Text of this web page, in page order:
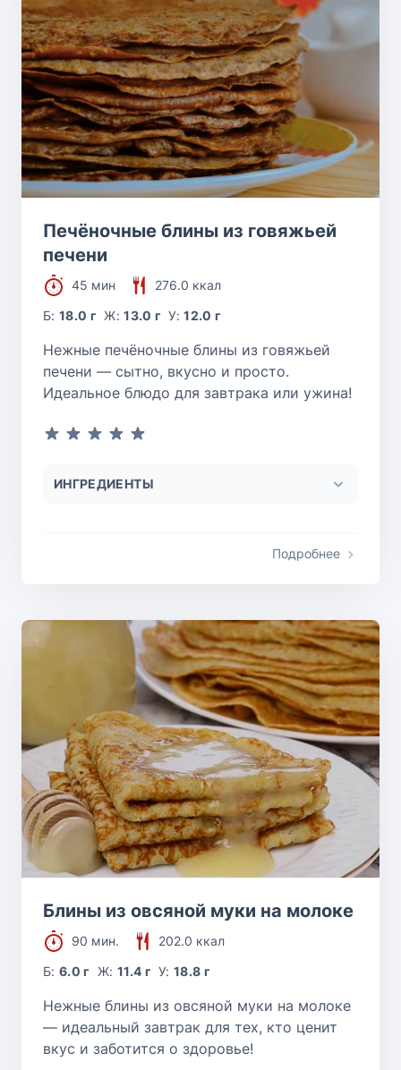
Печёночные блины из говяжьей
печени
45 мин
276.0 ккал
Б:18.0 г Ж:13.0 г У:12.0 г
Нежные печёночные блины из говяжьей
печени — сытно, вкусно и просто.
Идеальное блюдо для завтрака или ужина!
ИНГРЕДИЕНТЫ
Подробнее
Блины из овсяной муки на молоке
90 мин.
202.0 ккал
Б:6.0 г Ж: 11.4 г У:18.8 г
Нежные блины из овсяной муки на молоке
— идеальный завтрак для тех, кто ценит
вкус и заботится о здоровье!